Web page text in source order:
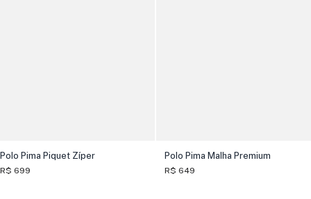
Polo Pima Piquet Zíper
R$ 699
Polo Pima Malha Premium
R$ 649